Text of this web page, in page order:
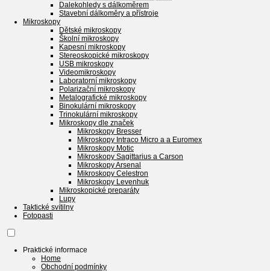
Dalekohledy s dálkoměrem
Stavební dálkoměry a přístroje
Mikroskopy
Dětské mikroskopy
Školní mikroskopy
Kapesní mikroskopy
Stereoskopické mikroskopy
USB mikroskopy
Videomikroskopy
Laboratorní mikroskopy
Polarizační mikroskopy
Metalografické mikroskopy
Binokulární mikroskopy
Trinokulární mikroskopy
Mikroskopy dle značek
Mikroskopy Bresser
Mikroskopy Intraco Micro a a Euromex
Mikroskopy Motic
Mikroskopy Sagittarius a Carson
Mikroskopy Arsenal
Mikroskopy Celestron
Mikroskopy Levenhuk
Mikroskopické preparáty
Lupy
Taktické svítilny
Fotopasti
Praktické informace
Home
Obchodní podmínky